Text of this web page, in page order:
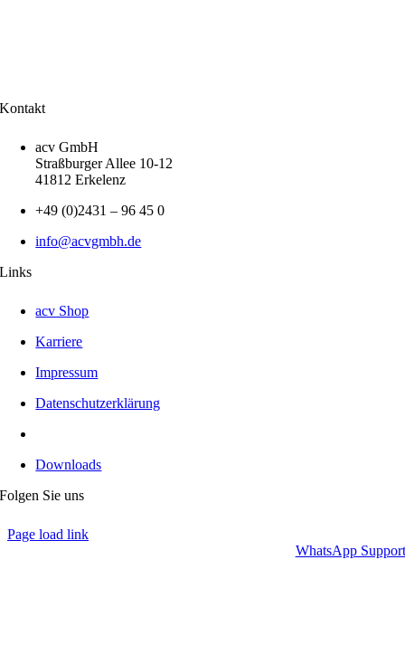
Kontakt
acv GmbH
Straßburger Allee 10-12
41812 Erkelenz
+49 (0)2431 – 96 45 0
info@acvgmbh.de
Links
acv Shop
Karriere
Impressum
Datenschutzerklärung
Downloads
Folgen Sie uns
Page load link
WhatsApp Support